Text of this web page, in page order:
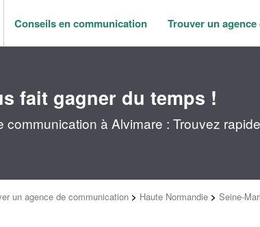
Conseils en communication Trouver un
fait gagner du temps !
communication à Alvimare : Trouvez
un agence de communication > Haute Normandie > Seine-